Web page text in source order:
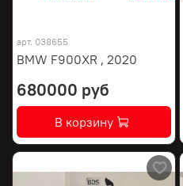
арт. 038655
BMW F900XR , 2020
680000 руб
В корзину